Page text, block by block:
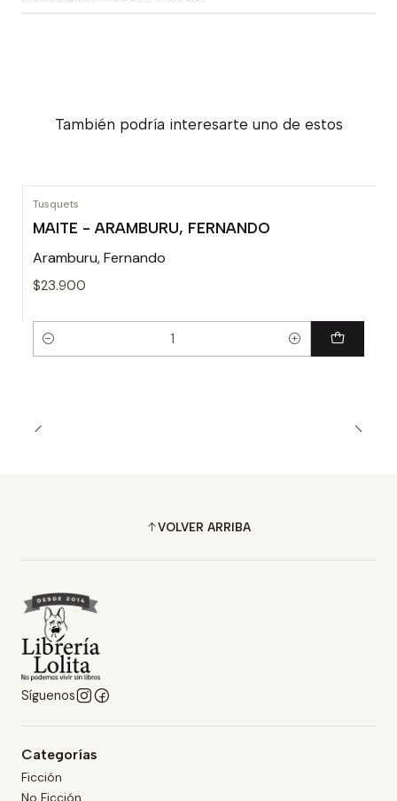
También podría interesarte uno de estos
Tusquets
MAITE - ARAMBURU, FERNANDO
Aramburu, Fernando
$23.900
Cantidad
VOLVER ARRIBA
Síguenos
Categorías
Ficción
No Ficción